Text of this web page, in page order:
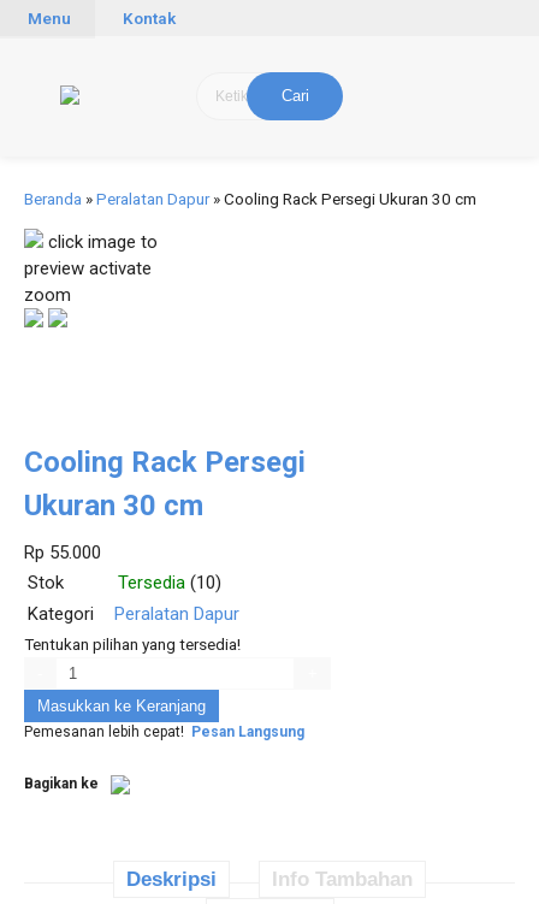
Menu Kontak
Cari
Beranda »Peralatan Dapur»Cooling Rack Persegi Ukuran 30 cm
click image to
preview activate
zoom
Cooling Rack Persegi
Ukuran 30 cm
Rp 55.000
Stok
Tersedia (10)
Kategori
Peralatan Dapur
Tentukan pilihan yang tersedia!
Masukkan ke Keranjang
Pemesanan lebih cepat! Pesan Langsung
Bagikan ke
Deskripsi
Info Tambahan